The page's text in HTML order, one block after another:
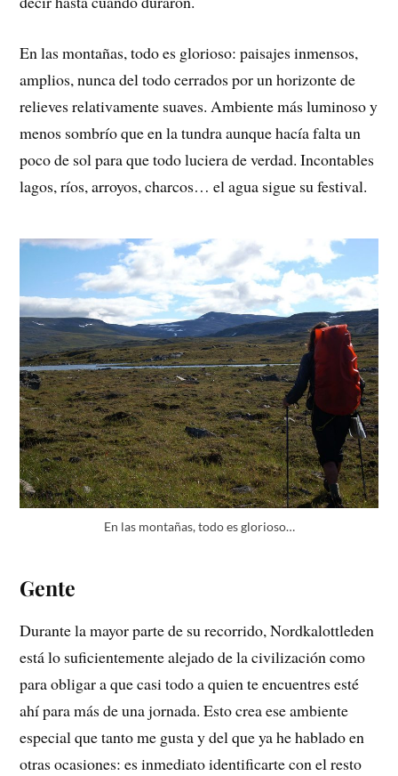
En las montañas, todo es glorioso: paisajes inmensos,
amplios, nunca del todo cerrados por un horizonte de
relieves relativamente suaves. Ambiente más luminoso y
menos sombrío que en la tundra aunque hacía falta un
poco de sol para que todo luciera de verdad. Incontables
lagos, ríos, arroyos, charcos… el agua sigue su festival.
En las montañas, todo es glorioso…
Gente
Durante la mayor parte de su recorrido, Nordkalottleden
está lo suficientemente alejado de la civilización como
para obligar a que casi todo a quien te encuentres esté
ahí para más de una jornada. Esto crea ese ambiente
especial que tanto me gusta y del que ya he hablado en
otras ocasiones: es inmediato identificarte con el resto